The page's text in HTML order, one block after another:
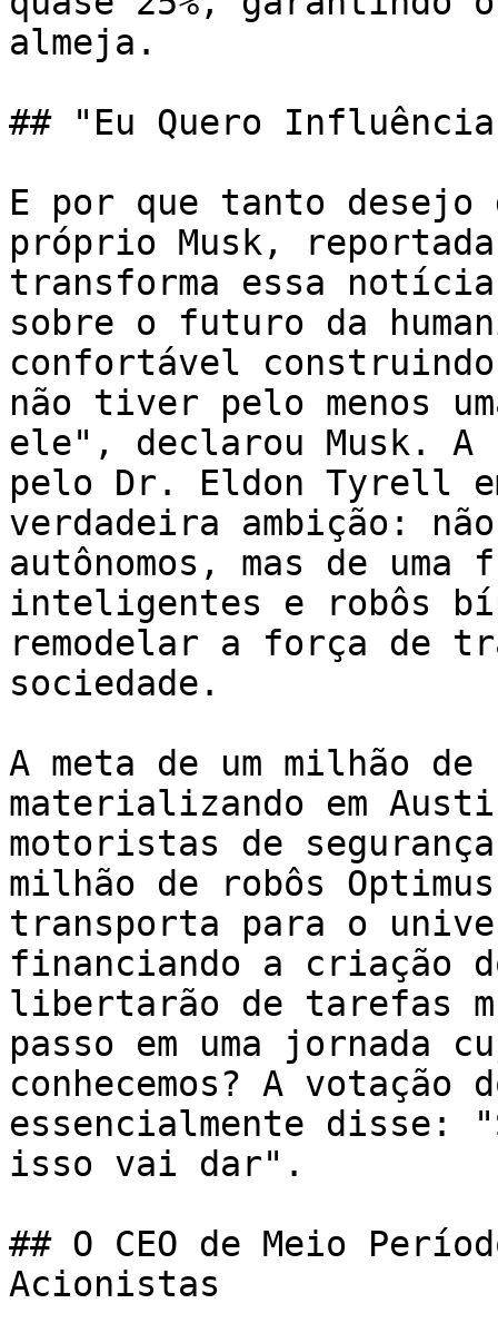
almeja.
## "Eu Quero
E por que tanto desejo
próprio Musk,
transforma essa
sobre o futuro da
confortável
não tiver pelo menos
ele", declarou Musk.
pelo Dr. Eldon Tyrell
verdadeira ambição:
autônomos, mas de uma
inteligentes e robôs
remodelar a força de
sociedade.
A meta de um milhão
materializando em
motoristas de
milhão de robôs
transporta para o
financiando a criação
libertarão de tarefas
passo em uma jornada
conhecemos? A
essencialmente disse:
isso vai dar".
## O CEO de Meio
Acionistas